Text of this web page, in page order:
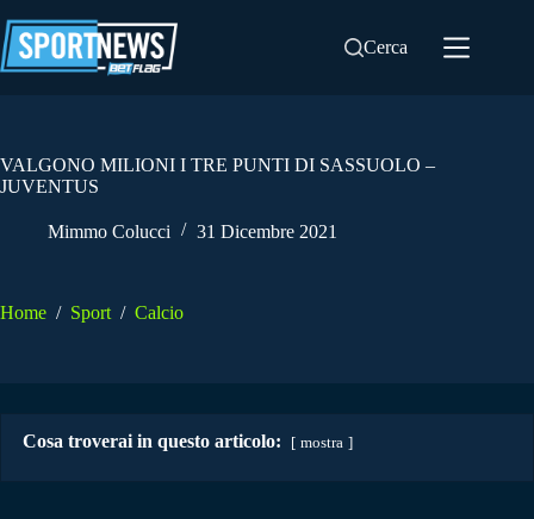
al
contenuto
Cerca
VALGONO MILIONI I TRE PUNTI DI SASSUOLO –
JUVENTUS
Mimmo Colucci 31 Dicembre 2021
Home / Sport / Calcio
Cosa troverai in questo articolo: mostra